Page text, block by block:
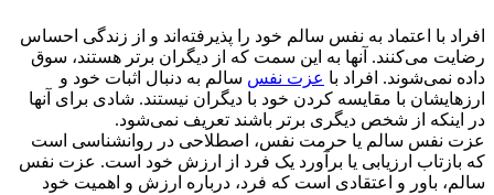
با اعتماد به نفس سالم خود را پذیرفته‌اند و از زندگی احساس
می‌کنند. آنها به این سمت که از دیگران برتر هستند، سوق
نمی‌شوند. افراد با عزت نفسسالم به دنبال اثبات خود و
با مقایسه کردن خود با دیگران نیستند. شادی برای آنها
از شخص دیگری برتر باشند تعریف نمی‌شود.
نفس سالم یا حرمت نفس، اصطلاحی در روانشناسی است
ارزیابی یا برآورد یک فرد از ارزش خود است. عزت نفس
باور و اعتقادی است که فرد، درباره ارزش و اهمیت خود